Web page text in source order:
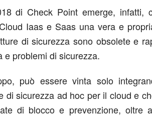
di Check Point emerge, infatti,
Iaas e Saas una vera e
di sicurezza sono obsolete e
e problemi di sicurezza.
può essere vinta solo
di sicurezza ad hoc per il cloud e
di blocco e prevenzione, oltre